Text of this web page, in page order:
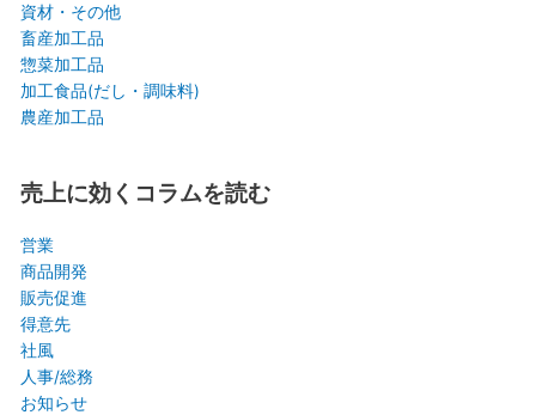
資材・その他
畜産加工品
惣菜加工品
加工食品(だし・調味料)
農産加工品
売上に効くコラムを読む
営業
商品開発
販売促進
得意先
社風
人事/総務
お知らせ